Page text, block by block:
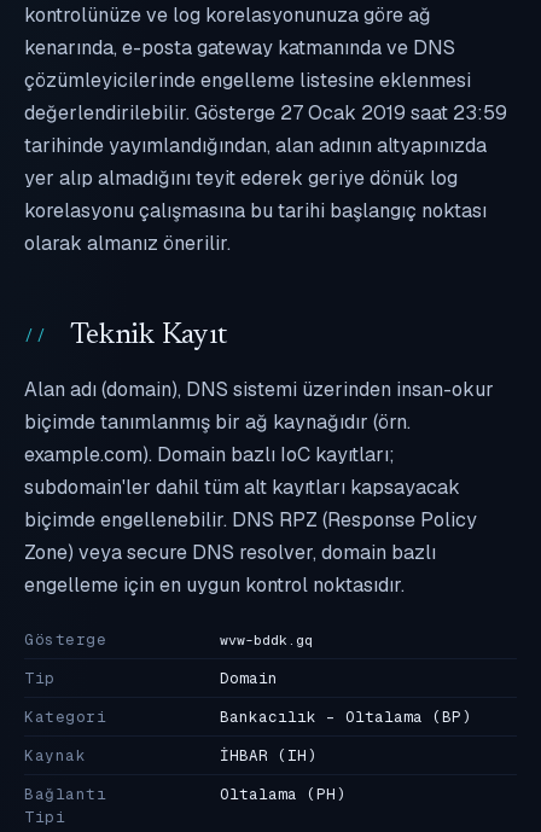
kontrolünüze ve log korelasyonunuza göre ağ
kenarında, e-posta gateway katmanında ve DNS
çözümleyicilerinde engelleme listesine eklenmesi
değerlendirilebilir. Gösterge 27 Ocak 2019 saat 23:59
tarihinde yayımlandığından, alan adının altyapınızda
yer alıp almadığını teyit ederek geriye dönük log
korelasyonu çalışmasına bu tarihi başlangıç noktası
olarak almanız önerilir.
Teknik Kayıt
Alan adı (domain), DNS sistemi üzerinden insan-okur
biçimde tanımlanmış bir ağ kaynağıdır (örn.
example.com). Domain bazlı IoC kayıtları;
subdomain'ler dahil tüm alt kayıtları kapsayacak
biçimde engellenebilir. DNS RPZ (Response Policy
Zone) veya secure DNS resolver, domain bazlı
engelleme için en uygun kontrol noktasıdır.
Gösterge wvw-bddk.gq
Tip
Domain
Kategori
Bankacılık - Oltalama (BP)
Kaynak
İHBAR (IH)
Bağlantı
Tipi
Oltalama (PH)